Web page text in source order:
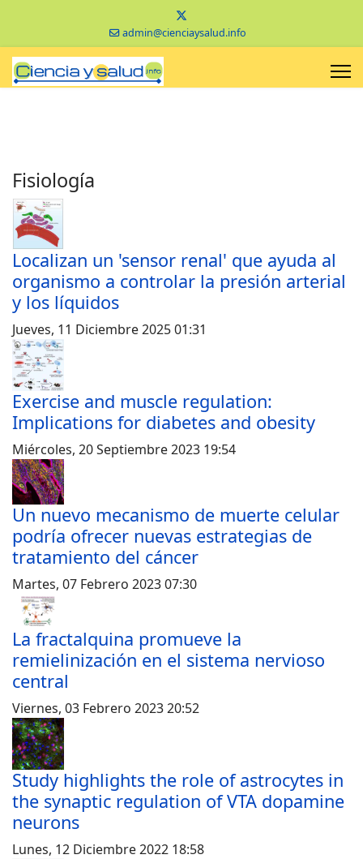
admin@cienciaysalud.info
Fisiología
Localizan un 'sensor renal' que ayuda al
organismo a controlar la presión arterial
y los líquidos
Jueves, 11 Diciembre 2025 01:31
Exercise and muscle regulation:
Implications for diabetes and obesity
Miércoles, 20 Septiembre 2023 19:54
Un nuevo mecanismo de muerte celular
podría ofrecer nuevas estrategias de
tratamiento del cáncer
Martes, 07 Febrero 2023 07:30
La fractalquina promueve la
remielinización en el sistema nervioso
central
Viernes, 03 Febrero 2023 20:52
Study highlights the role of astrocytes in
the synaptic regulation of VTA dopamine
neurons
Lunes, 12 Diciembre 2022 18:58